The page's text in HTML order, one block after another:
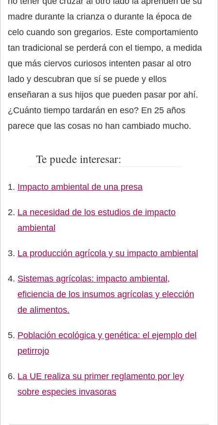
madre durante la crianza o durante la época de
celo cuando son gregarios. Este comportamiento
tan tradicional se perderá con el tiempo, a medida
que más ciervos curiosos intenten pasar al otro
lado y descubran que sí se puede y ellos
enseñaran a sus hijos que pueden pasar por ahí.
¿Cuánto tiempo tardarán en eso? En 25 años
parece que las cosas no han cambiado mucho.
Te puede interesar:
Impacto ambiental de una presa
La necesidad de los estudios de impacto
ambiental
La producción agrícola y su impacto ambiental
Sistemas agrícolas: impacto ambiental,
eficiencia de los insumos agrícolas y elección
de alimentos.
Población ecológica y genética: el ejemplo del
petirrojo
La UE realiza su primer reglamento por ley
sobre especies invasoras